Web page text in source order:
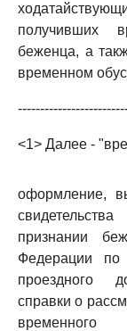
получивших
беженца, а
временном
<1> Далее -
оформление,
признании
Федерации по
проездного
справки о